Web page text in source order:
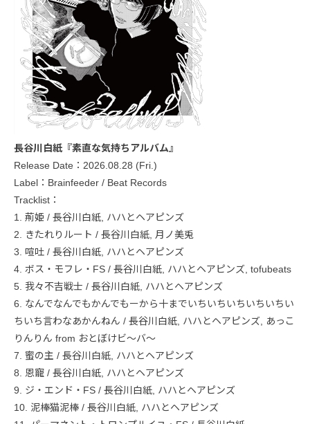
長谷川白紙『素直な気持ちアルバム』
Release Date：2026.08.28 (Fri.)
Label：Brainfeeder / Beat Records
Tracklist：
1. 荊姫 / 長谷川白紙, ハハとヘアピンズ
2. きたれりルート / 長谷川白紙, 月ノ美兎
3. 喧吐 / 長谷川白紙, ハハとヘアピンズ
4. ボス・モフレ・FS / 長谷川白紙, ハハとヘアピンズ, tofubeats
5. 我々不吉戦士 / 長谷川白紙, ハハとヘアピンズ
6. なんでなんでもかんでもーから十までいちいちいちいちいちい
ちいち言わなあかんねん / 長谷川白紙, ハハとヘアピンズ, あっこ
りんりん from おとぼけビ〜バ〜
7. 蜜の主 / 長谷川白紙, ハハとヘアピンズ
8. 恩寵 / 長谷川白紙, ハハとヘアピンズ
9. ジ・エンド・FS / 長谷川白紙, ハハとヘアピンズ
10. 泥棒猫泥棒 / 長谷川白紙, ハハとヘアピンズ